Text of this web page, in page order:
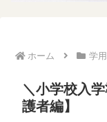
ホーム 学
＼小学校入
護者編】